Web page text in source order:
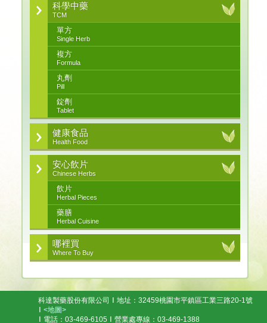
科學中藥
TCM
單方
Single Herb
複方
Formula
丸劑
Pill
錠劑
Tablet
健康食品
Health Food
安心飲片
Chinese Herbs
飲片
Herbal Pieces
藥膳
Herbal Cuisine
哪裡買
Where To Buy
科達製藥股份有限公司
地址：32459桃園市平鎮區工業三路20-1號
<地圖>
電話：03-469-6105
營業處專線：03-469-1388